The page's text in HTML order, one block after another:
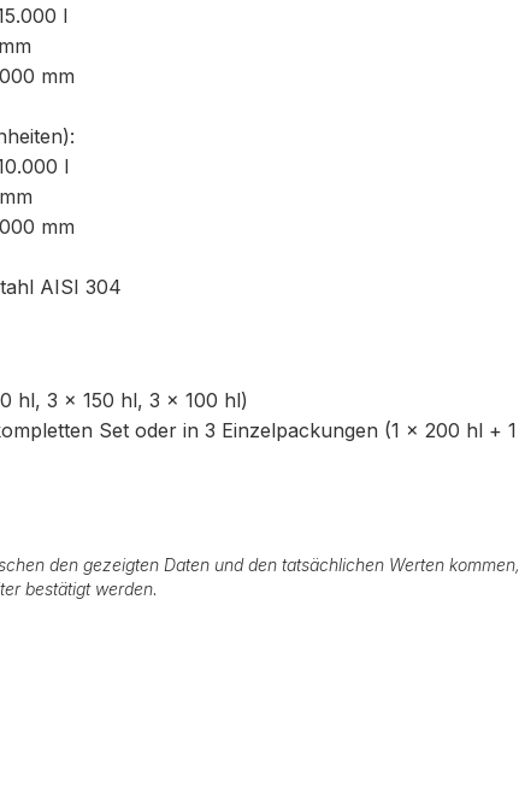
l
mm
l
mm
AISI 304
hl, 3 × 150 hl, 3 × 100 hl)
Set oder in 3 Einzelpackungen (1 × 200 hl + 1
den gezeigten Daten und den tatsächlichen Werten kommen,
bestätigt werden.